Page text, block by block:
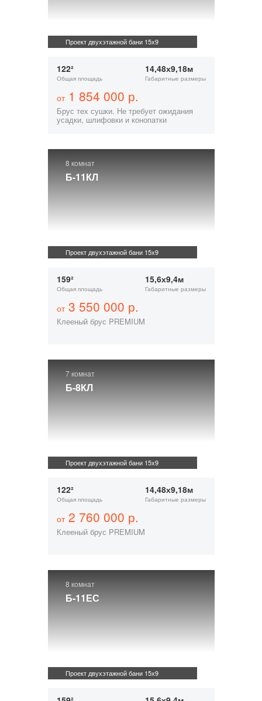
Проект двухэтажной бани 15х9
122²
Общая площадь
14,48х9,18м
Габаритные размеры
от1 854 000 р.
Брус тех сушки. Не требует ожидания
усадки, шлифовки и конопатки
8 комнат
Б-11КЛ
Проект двухэтажной бани 15х9
159²
Общая площадь
15,6х9,4м
Габаритные размеры
от3 550 000 р.
Клееный брус PREMIUM
7 комнат
Б-8КЛ
Проект двухэтажной бани 15х9
122²
Общая площадь
14,48х9,18м
Габаритные размеры
от2 760 000 р.
Клееный брус PREMIUM
8 комнат
Б-11ЕС
Проект двухэтажной бани 15х9